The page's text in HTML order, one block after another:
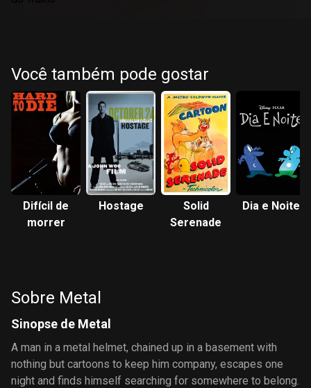
Você também pode gostar
Difícil de
morrer
Hostage
Solid
Serenade
Dia e Noite
Sobre Metal
Sinopse de Metal
A man in a metal helmet, chained up in a basement with
nothing but cartoons to keep him company, escapes one
night and finds himself searching for somewhere to belong.